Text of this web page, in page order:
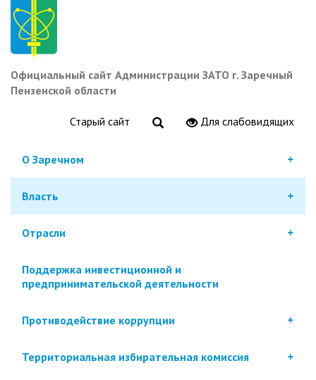
Перейти
основному
содержанию
Официальный сайт Администрации ЗАТО г. Заречный
Пензенской области
Старый сайт Для слабовидящих
О Заречном
Власть
Отрасли
Поддержка инвестиционной и
предпринимательской деятельности
Противодействие коррупции
Территориальная избирательная комиссия